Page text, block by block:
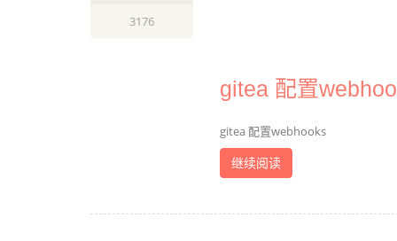
3176
gitea 配置
gitea 配置webhooks
继续阅读